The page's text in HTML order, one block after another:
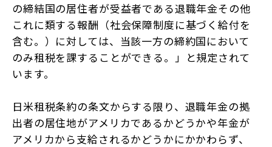
の締結国の居住者が受益者である退職年金その他
これに類する報酬（社会保障制度に基づく給付を
含む。）に対しては、当該一方の締約国において
のみ租税を課することができる。」と規定されて
います。
日米租税条約の条文からする限り、退職年金の拠
出者の居住地がアメリカであるかどうかや年金が
アメリカから支給されるかどうかにかかわらず、